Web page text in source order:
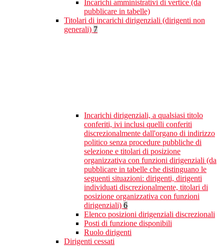
Incarichi amministrativi di vertice (da
pubblicare in tabelle)
Titolari di incarichi dirigenziali (dirigenti non
generali) 7
Incarichi dirigenziali, a qualsiasi titolo
conferiti, ivi inclusi quelli conferiti
discrezionalmente dall'organo di indirizzo
politico senza procedure pubbliche di
selezione e titolari di posizione
organizzativa con funzioni dirigenziali (da
pubblicare in tabelle che distinguano le
seguenti situazioni: dirigenti, dirigenti
individuati discrezionalmente, titolari di
posizione organizzativa con funzioni
dirigenziali) 6
Elenco posizioni dirigenziali discrezionali
Posti di funzione disponibili
Ruolo dirigenti
Dirigenti cessati